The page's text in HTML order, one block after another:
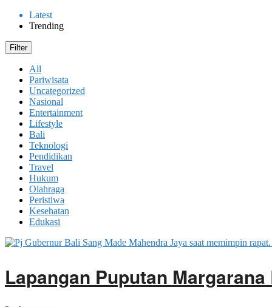
Latest
Trending
Filter
All
Pariwisata
Uncategorized
Nasional
Entertainment
Lifestyle
Bali
Teknologi
Pendidikan
Travel
Hukum
Olahraga
Peristiwa
Kesehatan
Edukasi
Lapangan Puputan